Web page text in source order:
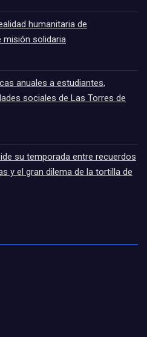
humanitaria de
misión solidaria
anuales a estudiantes,
sociales de Las Torres de
su temporada entre recuerdos
y el gran dilema de la tortilla de